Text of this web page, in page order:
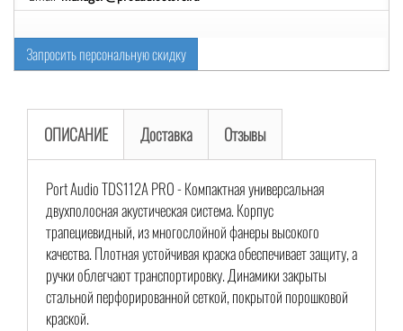
Запросить персональную скидку
ОПИСАНИЕ Доставка Отзывы
Port Audio TDS112A PRO - Компактная универсальная
двухполосная акустическая система. Корпус
трапециевидный, из многослойной фанеры высокого
качества. Плотная устойчивая краска обеспечивает защиту, а
ручки облегчают транспортировку. Динамики закрыты
стальной перфорированной сеткой, покрытой порошковой
краской.